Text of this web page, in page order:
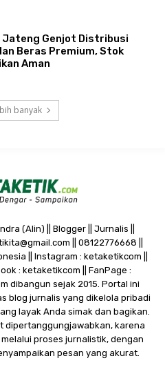
Jateng Genjot Distribusi
Beras Premium, Stok
Aman
banyak
(Alin) || Blogger || Jurnalis ||
|| 08122776668 ||
|| Instagram : ketaketikcom ||
: ketaketikcom || FanPage :
dibangun sejak 2015. Portal ini
blog jurnalis yang dikelola pribadi
layak Anda simak dan bagikan.
dipertanggungjawabkan, karena
proses jurnalistik, dengan
pesan yang akurat.